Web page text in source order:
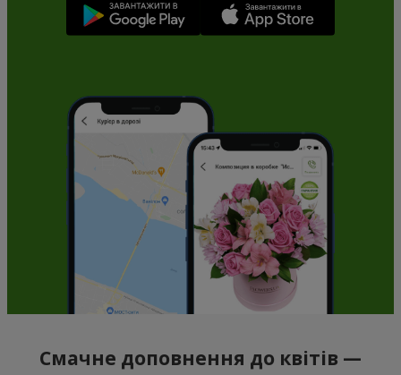
Смачне доповнення до квітів —